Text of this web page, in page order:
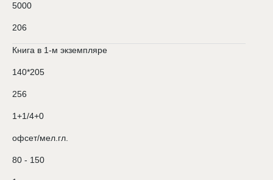
5000
206
Книга в 1-м экземпляре
140*205
256
1+1/4+0
офсет/мел.гл.
80 - 150